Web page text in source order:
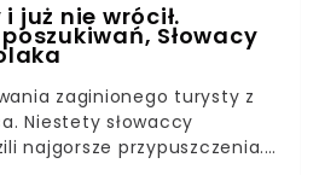
już nie wrócił.
Słowacy
zaginionego turysty z
Niestety słowaccy
najgorsze przypuszczenia.